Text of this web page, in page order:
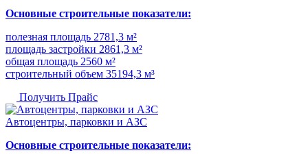
Основные строительные показатели:
полезная площадь 2781,3 м²
площадь застройки 2861,3 м²
общая площадь 2560 м²
строительный объем 35194,3 м³
Получить Прайс
Автоцентры, парковки и АЗС
Основные строительные показатели: